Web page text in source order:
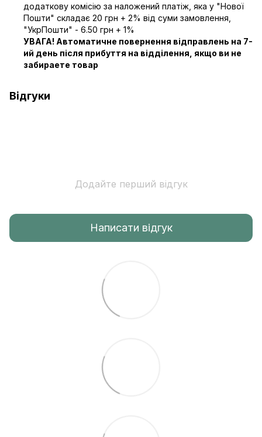
додаткову комісію за наложений платіж, яка у "Нової
Пошти" складає 20 грн + 2% від суми замовлення,
"УкрПошти" - 6.50 грн + 1%
УВАГА! Автоматичне повернення відправлень на 7-
ий день після прибуття на відділення, якщо ви не
забираете товар
Відгуки
Додайте перший відгук
Написати відгук